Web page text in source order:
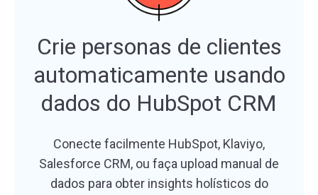
Crie personas de clientes
automaticamente usando
dados do HubSpot CRM
Conecte facilmente HubSpot, Klaviyo,
Salesforce CRM, ou faça upload manual de
dados para obter insights holísticos do